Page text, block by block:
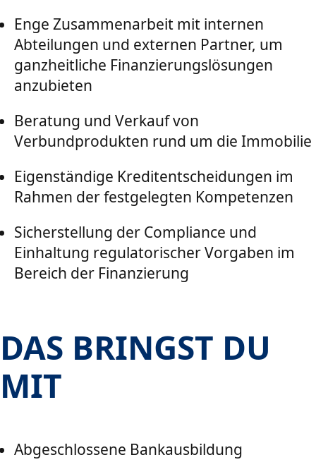
Enge Zusammenarbeit mit internen
Abteilungen und externen Partner, um
ganzheitliche Finanzierungslösungen
anzubieten
Beratung und Verkauf von
Verbundprodukten rund um die Immobilie
Eigenständige Kreditentscheidungen im
Rahmen der festgelegten Kompetenzen
Sicherstellung der Compliance und
Einhaltung regulatorischer Vorgaben im
Bereich der Finanzierung
DAS BRINGST DU
MIT
Abgeschlossene Bankausbildung